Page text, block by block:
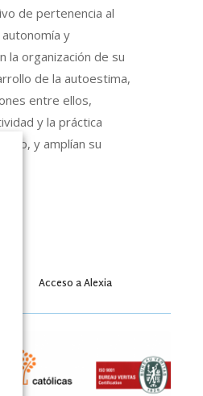
de pertenencia al
y
la organización de su
de la autoestima,
entre ellos,
y la práctica
y amplían su
Acceso a Alexia